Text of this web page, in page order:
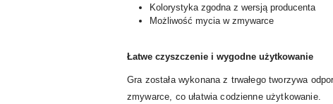
Kolorystyka zgodna z wersją producenta
Możliwość mycia w zmywarce
Łatwe czyszczenie i wygodne użytkowanie
Gra została wykonana z trwałego tworzywa
zmywarce, co ułatwia codzienne użytkowanie.